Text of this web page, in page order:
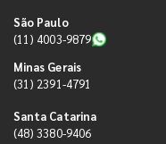
São Paulo
(11) 4003-9879
Minas Gerais
(31) 2391-4791
Santa Catarina
(48) 3380-9406